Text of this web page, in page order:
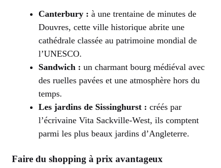
Canterbury : à une trentaine de minutes de
Douvres, cette ville historique abrite une
cathédrale classée au patrimoine mondial de
l’UNESCO.
Sandwich : un charmant bourg médiéval avec
des ruelles pavées et une atmosphère hors du
temps.
Les jardins de Sissinghurst : créés par
l’écrivaine Vita Sackville-West, ils comptent
parmi les plus beaux jardins d’Angleterre.
Faire du shopping à prix avantageux